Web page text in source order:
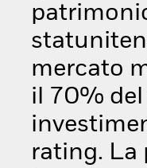
mercato
il 70%
rating. La